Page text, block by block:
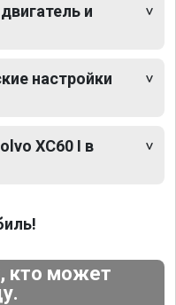
и
настройки
XC60 I в
кто может